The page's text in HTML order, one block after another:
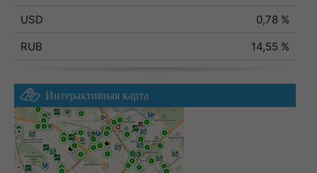
USD
0,78 %
RUB
14,55 %
Интерактивная карта